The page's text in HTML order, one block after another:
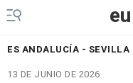
ES ANDALUCÍA - SEVILLA
13 DE JUNIO DE 2026